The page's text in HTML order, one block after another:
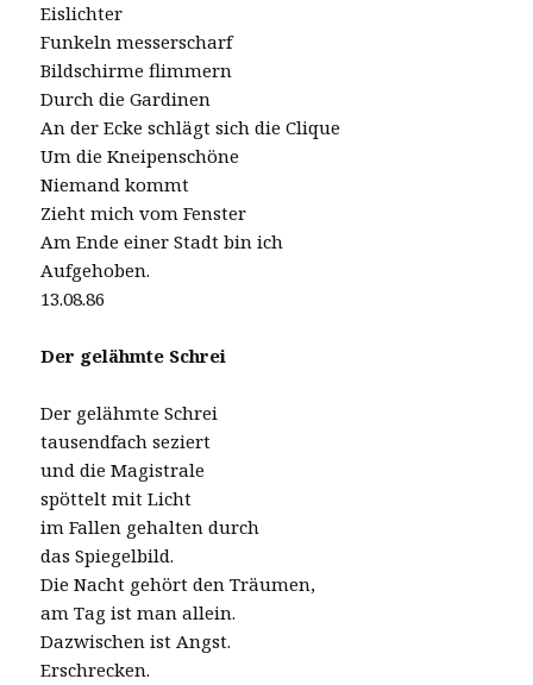
Eislichter
Funkeln messerscharf
Bildschirme flimmern
Durch die Gardinen
An der Ecke schlägt sich die Clique
Um die Kneipenschöne
Niemand kommt
Zieht mich vom Fenster
Am Ende einer Stadt bin ich
Aufgehoben.
13.08.86
Der gelähmte Schrei
Der gelähmte Schrei
tausendfach seziert
und die Magistrale
spöttelt mit Licht
im Fallen gehalten durch
das Spiegelbild.
Die Nacht gehört den Träumen,
am Tag ist man allein.
Dazwischen ist Angst.
Erschrecken.